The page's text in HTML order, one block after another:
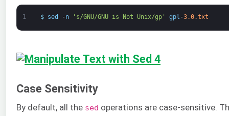
1 $ sed -n 's/GNU/GNU is Not Unix/gp' gpl -3.0.txt
Case Sensitivity
By default, all the sed operations are case-sensitive.